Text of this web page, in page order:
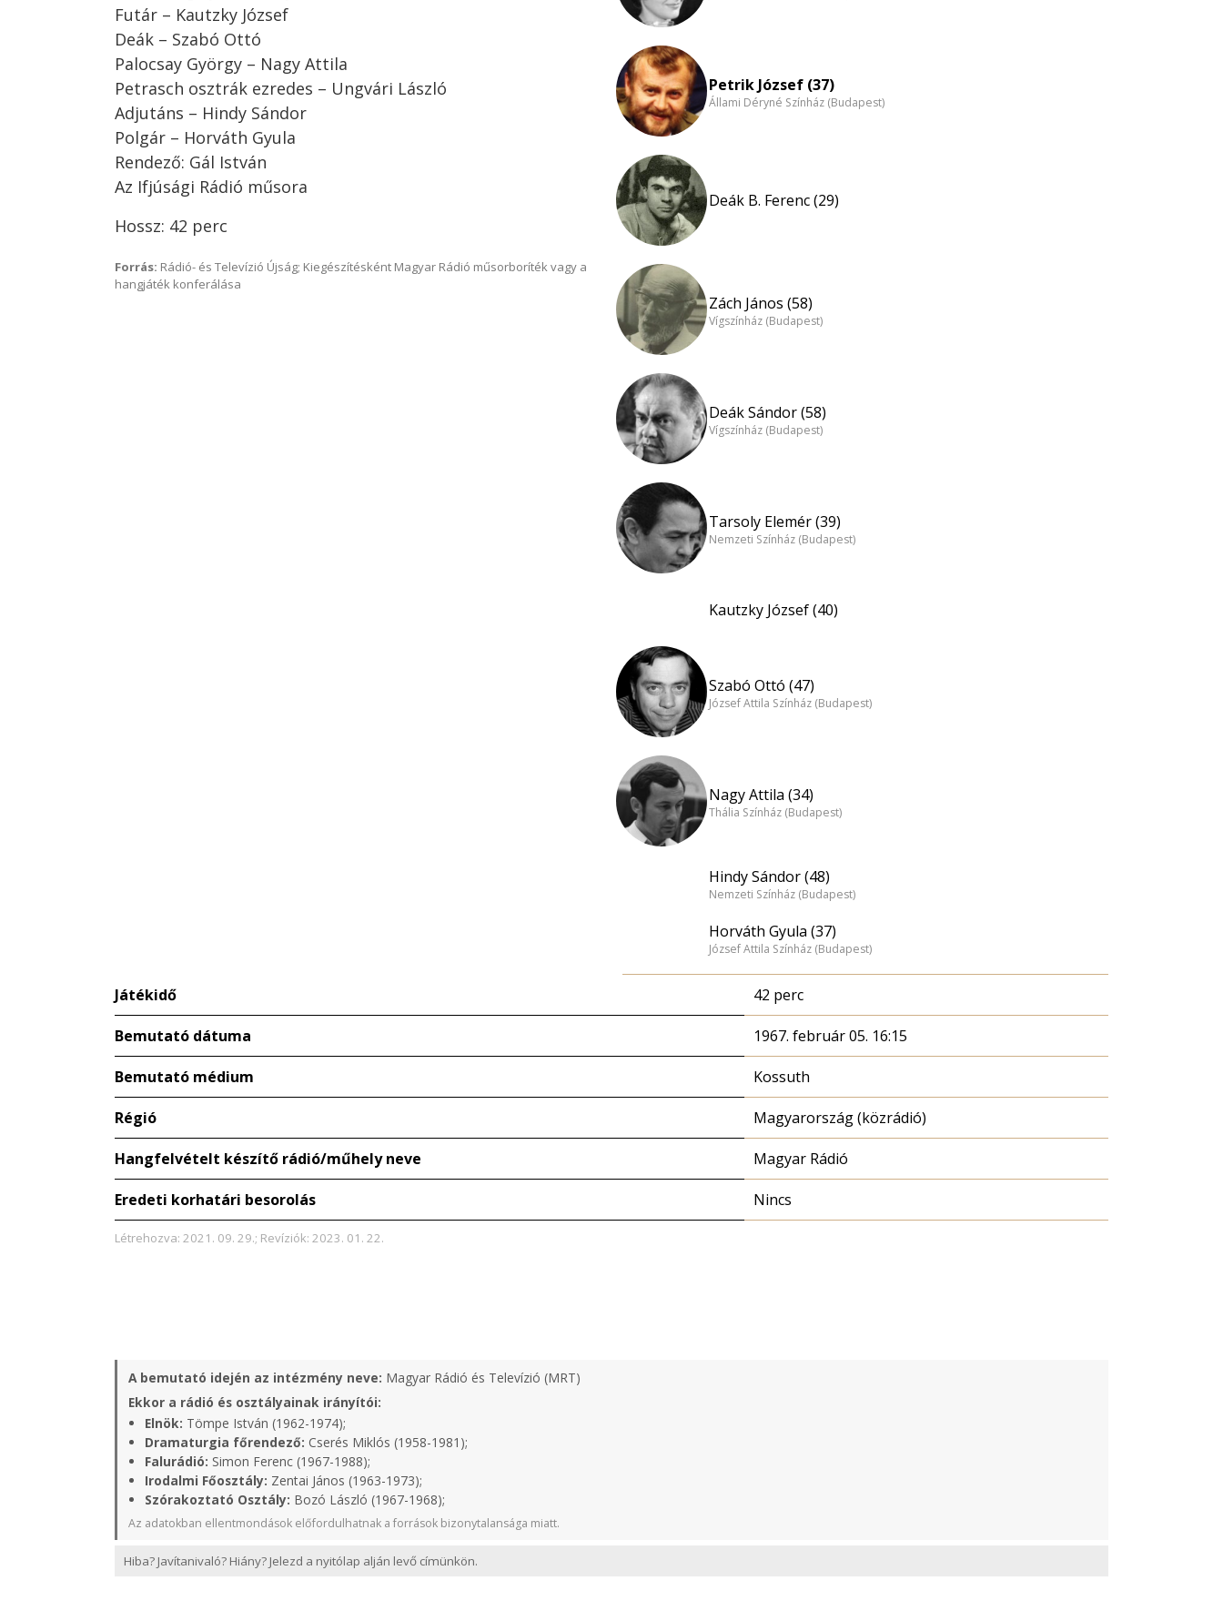
Futár – Kautzky József
Deák – Szabó Ottó
Palocsay György – Nagy Attila
Petrasch osztrák ezredes – Ungvári László
Adjutáns – Hindy Sándor
Polgár – Horváth Gyula
Rendező: Gál István
Az Ifjúsági Rádió műsora
Hossz: 42 perc
Forrás: Rádió- és Televízió Újság; Kiegészítésként Magyar Rádió műsorboríték vagy a
hangjáték konferálása
Petrik József (37)
Állami Déryné Színház (Budapest)
Deák B. Ferenc (29)
Zách János (58)
Vígszínház (Budapest)
Deák Sándor (58)
Vígszínház (Budapest)
Tarsoly Elemér (39)
Nemzeti Színház (Budapest)
Kautzky József (40)
Szabó Ottó (47)
József Attila Színház (Budapest)
Nagy Attila (34)
Thália Színház (Budapest)
Hindy Sándor (48)
Nemzeti Színház (Budapest)
Horváth Gyula (37)
József Attila Színház (Budapest)
Játékidő 42 perc
Bemutató dátuma 1967. február 05. 16:15
Bemutató médium Kossuth
Régió Magyarország (közrádió)
Hangfelvételt készítő rádió/műhely neve Magyar Rádió
Eredeti korhatári besorolás Nincs
Létrehozva: 2021. 09. 29.; Revíziók: 2023. 01. 22.
A bemutató idején az intézmény neve: Magyar Rádió és Televízió (MRT)
Ekkor a rádió és osztályainak irányítói:
Elnök: Tömpe István (1962-1974);
Dramaturgia főrendező: Cserés Miklós (1958-1981);
Falurádió: Simon Ferenc (1967-1988);
Irodalmi Főosztály: Zentai János (1963-1973);
Szórakoztató Osztály: Bozó László (1967-1968);
Az adatokban ellentmondások előfordulhatnak a források bizonytalansága miatt.
Hiba? Javítanivaló? Hiány? Jelezd a nyitólap alján levő címünkön.